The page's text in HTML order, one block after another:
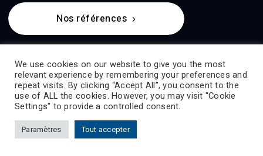
Nos références
Nous contacter
61, chemin des postes
59500 Douai - France
+33 (0)3 27 944 944
We use cookies on our website to give you the most
relevant experience by remembering your preferences and
repeat visits. By clicking “Accept All”, you consent to the
use of ALL the cookies. However, you may visit "Cookie
Settings" to provide a controlled consent.
Paramètres Tout accepter